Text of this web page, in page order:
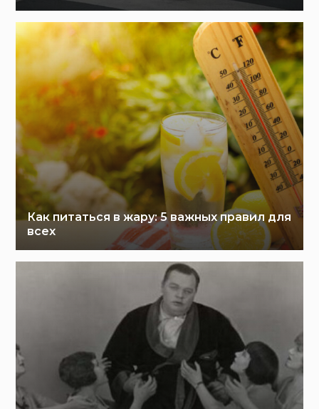
Как питаться в жару: 5 важных правил для
всех